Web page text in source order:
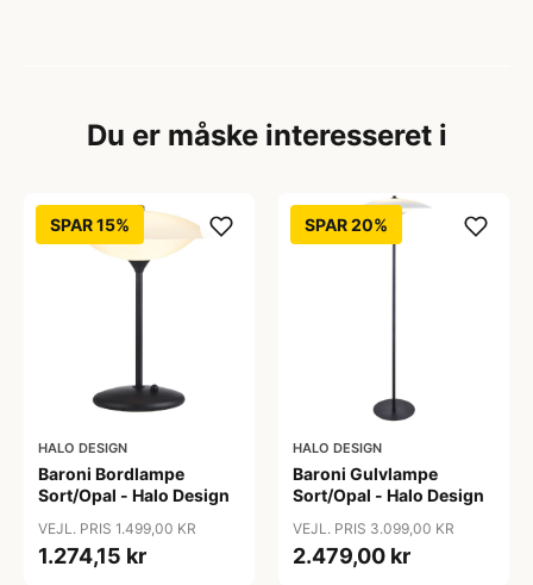
Du er måske interesseret i
SPAR 15%
HALO DESIGN
Baroni Bordlampe
Sort/Opal - Halo Design
VEJL. PRIS 1.499,00 KR
1.274,15 kr
SPAR 20%
HALO DESIGN
Baroni Gulvlampe
Sort/Opal - Halo Design
VEJL. PRIS 3.099,00 KR
2.479,00 kr